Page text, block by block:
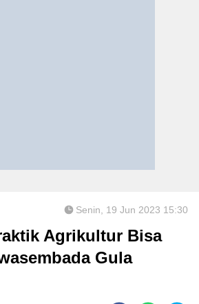
Senin, 19 Jun 2023 15:30
Agrikultur Bisa
Gula